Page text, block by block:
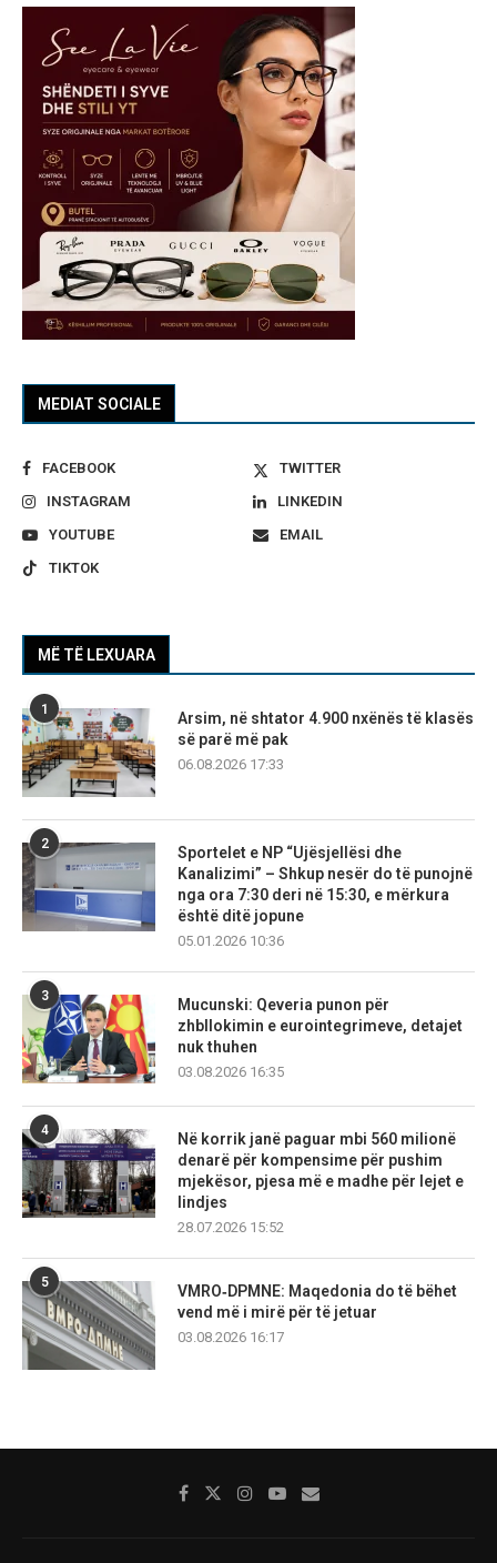
MEDIAT SOCIALE
FACEBOOK
TWITTER
INSTAGRAM
LINKEDIN
YOUTUBE
EMAIL
TIKTOK
MË TË LEXUARA
1
Arsim, në shtator 4.900 nxënës të klasës
së parë më pak
06.08.2026 17:33
2
Sportelet e NP “Ujësjellësi dhe
Kanalizimi” – Shkup nesër do të punojnë
nga ora 7:30 deri në 15:30, e mërkura
është ditë jopune
05.01.2026 10:36
3
Mucunski: Qeveria punon për
zhbllokimin e eurointegrimeve, detajet
nuk thuhen
03.08.2026 16:35
4
Në korrik janë paguar mbi 560 milionë
denarë për kompensime për pushim
mjekësor, pjesa më e madhe për lejet e
lindjes
28.07.2026 15:52
5
VMRO‑DPMNE: Maqedonia do të bëhet
vend më i mirë për të jetuar
03.08.2026 16:17